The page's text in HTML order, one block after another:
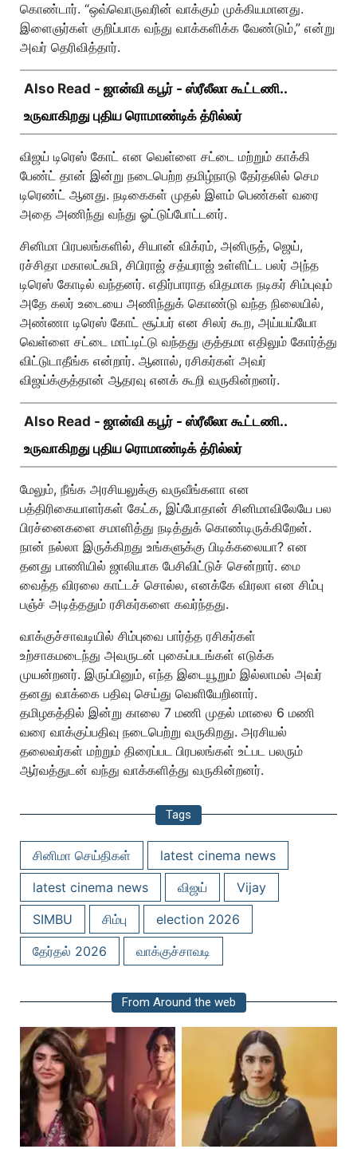
கொண்டார். “ஒவ்வொருவரின் வாக்கும் முக்கியமானது.
இளைஞர்கள் குறிப்பாக வந்து வாக்களிக்க வேண்டும்,” என்று
அவர் தெரிவித்தார்.
Also Read - ஜான்வி கபூர் - ஸ்ரீலீலா கூட்டணி..
உருவாகிறது புதிய ரொமாண்டிக் த்ரில்லர்
விஜய் டிரெஸ் கோட் என வெள்ளை சட்டை மற்றும் காக்கி
பேண்ட் தான் இன்று நடைபெற்ற தமிழ்நாடு தேர்தலில் செம
டிரெண்ட் ஆனது. நடிகைகள் முதல் இளம் பெண்கள் வரை
அதை அணிந்து வந்து ஓட்டுப்போட்டனர்.
சினிமா பிரபலங்களில், சியான் விக்ரம், அனிருத், ஜெய்,
ரச்சிதா மகாலட்சுமி, சிபிராஜ் சத்யராஜ் உள்ளிட்ட பலர் அந்த
டிரெஸ் கோடில் வந்தனர். எதிர்பாராத விதமாக நடிகர் சிம்புவும்
அதே கலர் உடையை அணிந்துக் கொண்டு வந்த நிலையில்,
அண்ணா டிரெஸ் கோட் சூப்பர் என சிலர் கூற, அய்யய்யோ
வெள்ளை சட்டை மாட்டிட்டு வந்தது குத்தமா எதிலும் கோர்த்து
விட்டுடாதீங்க என்றார். ஆனால், ரசிகர்கள் அவர்
விஜய்க்குத்தான் ஆதரவு எனக் கூறி வருகின்றனர்.
Also Read - ஜான்வி கபூர் - ஸ்ரீலீலா கூட்டணி..
உருவாகிறது புதிய ரொமாண்டிக் த்ரில்லர்
மேலும், நீங்க அரசியலுக்கு வருவீங்களா என
பத்திரிகையாளர்கள் கேட்க, இப்போதான் சினிமாவிலேயே பல
பிரச்னைகளை சமாளித்து நடித்துக் கொண்டிருக்கிறேன்.
நான் நல்லா இருக்கிறது உங்களுக்கு பிடிக்கலையா? என
தனது பாணியில் ஜாலியாக பேசிவிட்டுச் சென்றார். மை
வைத்த விரலை காட்டச் சொல்ல, எனக்கே விரலா என சிம்பு
பஞ்ச் அடித்ததும் ரசிகர்களை கவர்ந்தது.
வாக்குச்சாவடியில் சிம்புவை பார்த்த ரசிகர்கள்
உற்சாகமடைந்து அவருடன் புகைப்படங்கள் எடுக்க
முயன்றனர். இருப்பினும், எந்த இடையூறும் இல்லாமல் அவர்
தனது வாக்கை பதிவு செய்து வெளியேறினார்.
தமிழகத்தில் இன்று காலை 7 மணி முதல் மாலை 6 மணி
வரை வாக்குப்பதிவு நடைபெற்று வருகிறது. அரசியல்
தலைவர்கள் மற்றும் திரைப்பட பிரபலங்கள் உட்பட பலரும்
ஆர்வத்துடன் வந்து வாக்களித்து வருகின்றனர்.
Tags
சினிமா செய்திகள்
latest cinema news
latest cinema news
விஜய்
Vijay
SIMBU
சிம்பு
election 2026
தேர்தல் 2026
வாக்குச்சாவடி
From Around the web